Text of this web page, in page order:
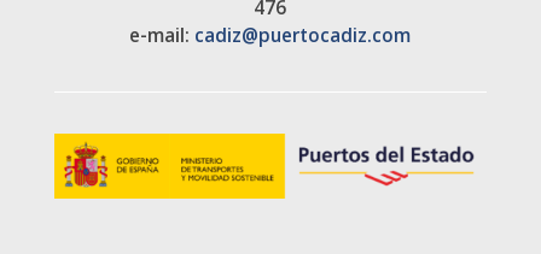
476
e-mail: cadiz@puertocadiz.com